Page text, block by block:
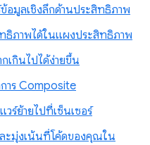
อมูลเชิงลึกด้านประสิทธิภาพ
ธิภาพได้ในแผงประสิทธิภาพ
กเกินไปได้ง่ายขึ้น
าร Composite
ร์ย้ายไปที่เซ็นเซอร์
ะมุ่งเน้นที่โค้ดของคุณใน